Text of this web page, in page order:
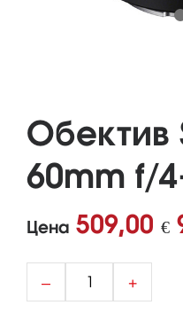
Обектив
60mm f/
Цена 509,00 €
– +